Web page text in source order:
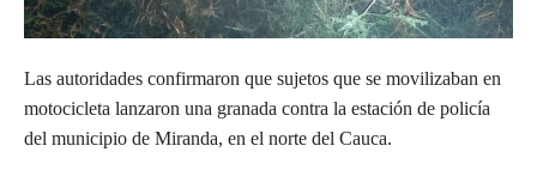
Las autoridades confirmaron que sujetos que se movilizaban en
motocicleta lanzaron una granada contra la estación de policía
del municipio de Miranda, en el norte del Cauca.‌‌